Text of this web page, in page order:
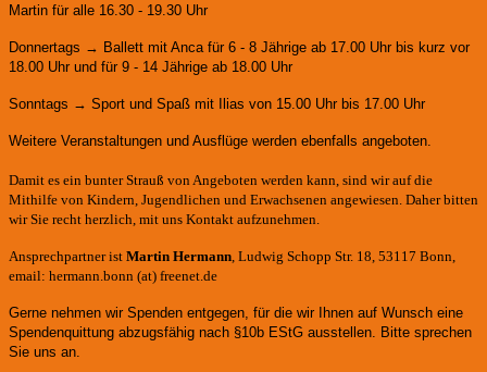
Martin für alle 16.30 - 19.30 Uhr
Donnertags → Ballett mit Anca für 6 - 8 Jährige ab 17.00 Uhr bis kurz vor
18.00 Uhr und für 9 - 14 Jährige ab 18.00 Uhr
Sonntags → Sport und Spaß mit Ilias von 15.00 Uhr bis 17.00 Uhr
Weitere Veranstaltungen und Ausflüge werden ebenfalls angeboten.
Damit es ein bunter Strauß von Angeboten werden kann, sind wir auf die
Mithilfe von Kindern, Jugendlichen und Erwachsenen angewiesen. Daher bitten
wir Sie recht herzlich, mit uns Kontakt aufzunehmen.
Ansprechpartner ist Martin Hermann , Ludwig Schopp Str. 18, 53117 Bonn,
email: hermann.bonn (at) freenet.de
Gerne nehmen wir Spenden entgegen, für die wir Ihnen auf Wunsch eine
Spendenquittung abzugsfähig nach §10b EStG ausstellen. Bitte sprechen
Sie uns an.